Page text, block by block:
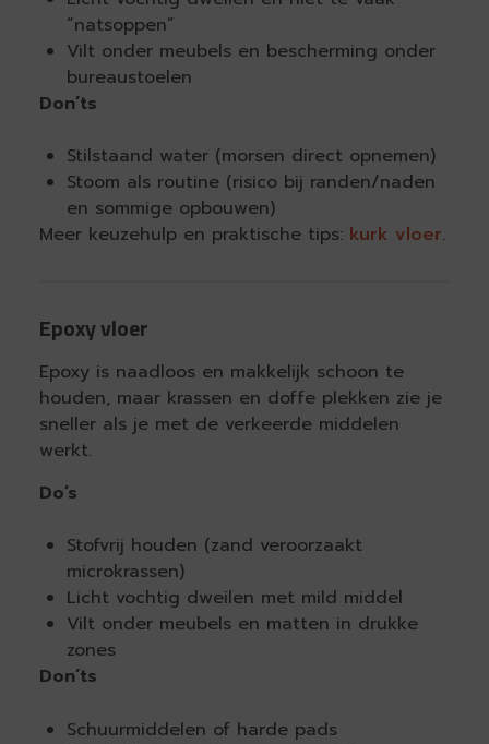
“natsoppen”
Vilt onder meubels en bescherming onder
bureaustoelen
Don’ts
Stilstaand water (morsen direct opnemen)
Stoom als routine (risico bij randen/naden
en sommige opbouwen)
Meer keuzehulp en praktische tips: kurk vloer.
Epoxy vloer
Epoxy is naadloos en makkelijk schoon te
houden, maar krassen en doffe plekken zie je
sneller als je met de verkeerde middelen
werkt.
Do’s
Stofvrij houden (zand veroorzaakt
microkrassen)
Licht vochtig dweilen met mild middel
Vilt onder meubels en matten in drukke
zones
Don’ts
Schuurmiddelen of harde pads